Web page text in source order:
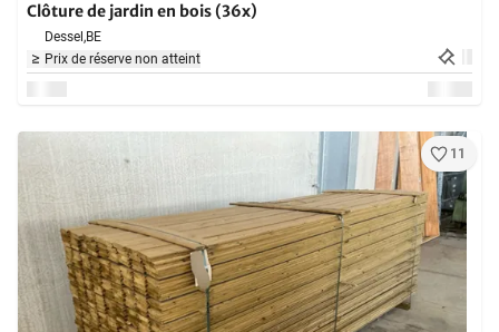
Clôture de jardin en bois (36x)
Dessel,BE
Prix de réserve non atteint
11